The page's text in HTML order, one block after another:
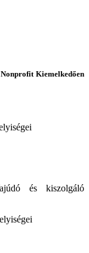
Kiemelkedően
és kiszolgáló